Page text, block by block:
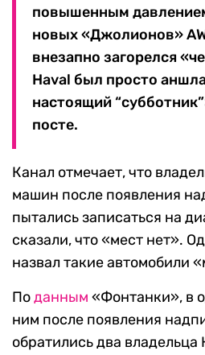
повышенным
новых «Джолионов»
внезапно загорелся
Haval был просто
настоящий
посте.
Канал отмечает, что
машин после появления
пытались записаться на
сказали, что «мест нет».
назвал такие автомобили
Поданным «Фонтанки», в
ним после появления
обратились два владельца